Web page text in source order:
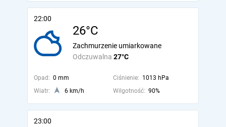
22:00
26°C
Odczuwalna 27°C
Zachmurzenie umiarkowane
Opad: 0 mm Ciśnienie: 1013 hPa
Wiatr:
6 km/h Wilgotność: 90%
23:00